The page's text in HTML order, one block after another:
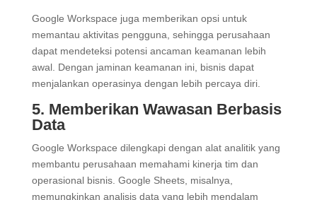
Google Workspace juga memberikan opsi untuk
memantau aktivitas pengguna, sehingga perusahaan
dapat mendeteksi potensi ancaman keamanan lebih
awal. Dengan jaminan keamanan ini, bisnis dapat
menjalankan operasinya dengan lebih percaya diri.
5. Memberikan Wawasan Berbasis
Data
Google Workspace dilengkapi dengan alat analitik yang
membantu perusahaan memahami kinerja tim dan
operasional bisnis. Google Sheets, misalnya,
memungkinkan analisis data yang lebih mendalam